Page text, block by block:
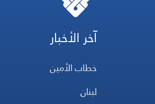
آخر الأخبار
خطاب الأمين
لبنان